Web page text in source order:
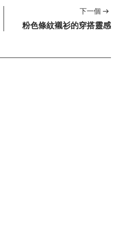
下一個
粉色條紋襯衫的穿搭靈感